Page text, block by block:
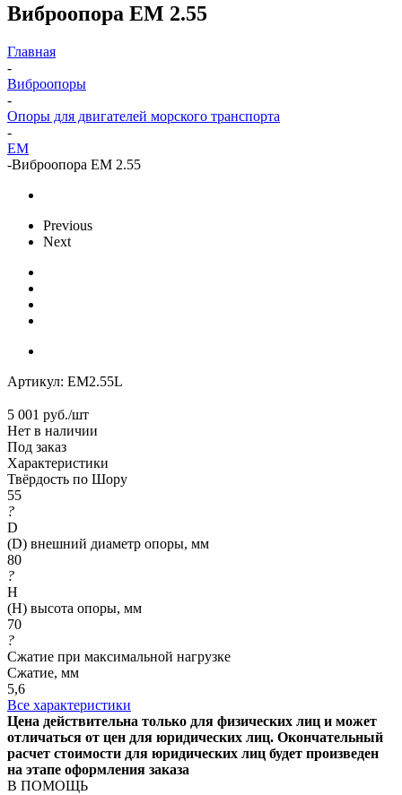
Виброопора EM 2.55
Главная
-
Виброопоры
-
Опоры для двигателей морского транспорта
-
EM
-Виброопора EM 2.55
Previous
Next
Артикул: EM2.55L
5 001 руб./шт
Нет в наличии
Под заказ
Характеристики
Твёрдость по Шору
55
?
D
(D) внешний диаметр опоры, мм
80
?
H
(H) высота опоры, мм
70
?
Сжатие при максимальной нагрузке
Сжатие, мм
5,6
Все характеристики
Цена действительна только для физических лиц и может
отличаться от цен для юридических лиц. Окончательный
расчет стоимости для юридических лиц будет произведен
на этапе оформления заказа
В ПОМОЩЬ